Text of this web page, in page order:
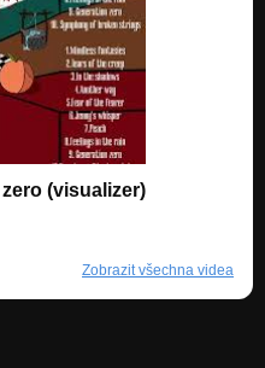
(visualizer)
Zobrazit všechna videa